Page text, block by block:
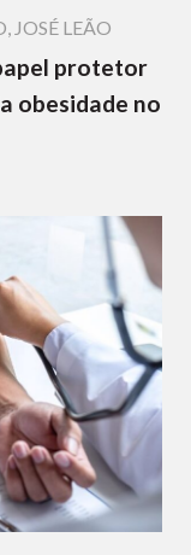
, JOSÉ LEÃO
protetor
obesidade no